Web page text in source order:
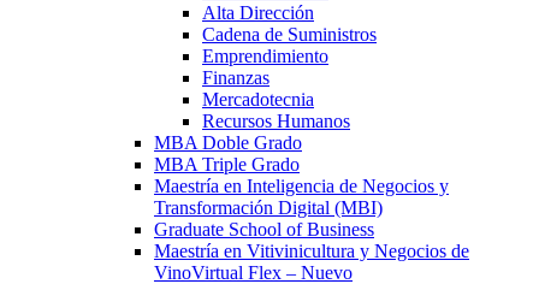
Alta Dirección
Cadena de Suministros
Emprendimiento
Finanzas
Mercadotecnia
Recursos Humanos
MBA Doble Grado
MBA Triple Grado
Maestría en Inteligencia de Negocios y
Transformación Digital (MBI)
Graduate School of Business
Maestría en Vitivinicultura y Negocios de
VinoVirtual Flex – Nuevo